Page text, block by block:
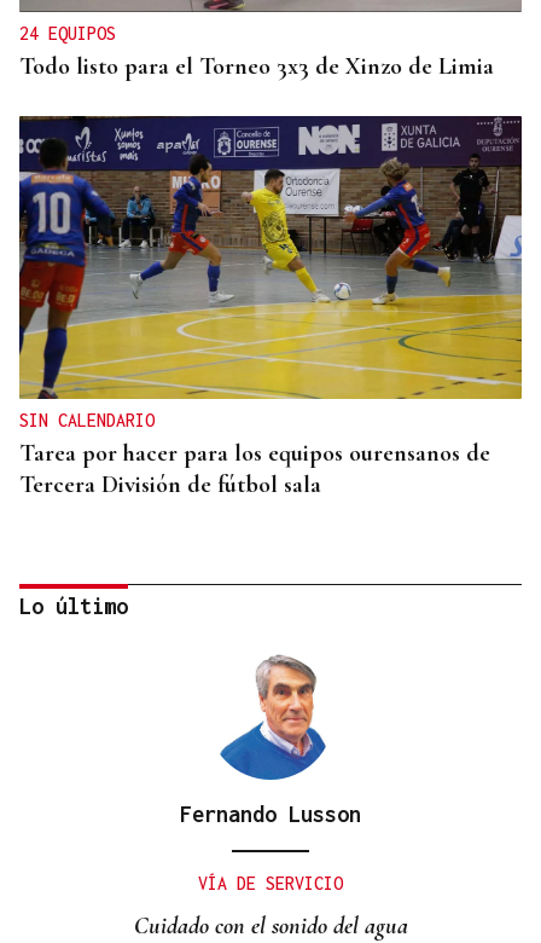
24 EQUIPOS
Todo listo para el Torneo 3x3 de Xinzo de Limia
SIN CALENDARIO
Tarea por hacer para los equipos ourensanos de
Tercera División de fútbol sala
La final del cuadro de dobles ya está servida en el
Lo último
Fernando Lusson
VÍA DE SERVICIO
Cuidado con el sonido del agua